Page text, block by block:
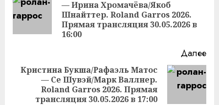
— Ирина Хромачёва/Якоб
Шнайттер. Roland Garros 2026.
Прямая трансляция 30.05.2026 в
16:00
Далее
Следующая
запись:
Кристина Букша/Рафаэль Матос
— Се Шувэй/Марк Валлнер.
Roland Garros 2026. Прямая
трансляция 30.05.2026 в 17:00